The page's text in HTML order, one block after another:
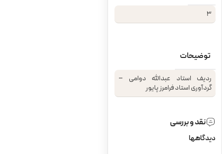
3
توضیحات
ردیف استاد عبدالله دوامی –
گردآوری استاد فرامرز پایور
نقد و بررسی
دیدگاهها